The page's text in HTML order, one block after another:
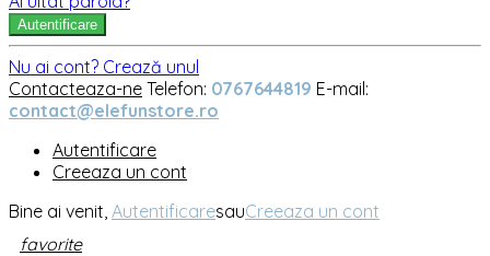
Autentificare
Nu ai cont? Crează unul
Contacteaza-ne Telefon: 0767644819 E-mail:
contact@elefunstore.ro
Autentificare
Creeaza un cont
Bine ai venit, AutentificaresauCreeaza un cont
favorite